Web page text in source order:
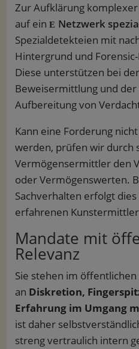
Zur Aufklärung
auf ein
Netzwerk
Spezialdetekteien mit
Hintergrund und
Diese unterstützen bei
Beweisermittlung und
Aufbereitung von
Kann eine Forderung
werden, prüfen wir durch
Vermögensermittler den
oder Vermögenswerten.
Sachverhalten erfolgt
erfahrenen
Mandate mit
Relevanz
Sie stehen im öffentlichen
an Diskretion,
Erfahrung im Umgang
ist daher
streng vertraulich intern